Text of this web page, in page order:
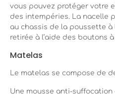
vous pouvez protéger votre
des intempéries. La nacelle
au chassis de la poussette
retirée à l’aide des boutons à
Matelas
Le matelas se compose de
Une mousse anti-suffocation